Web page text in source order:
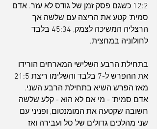
12:2 כשגם פסק זמן של גודס לא עזר. אדם
סמית' קטע את הריצה עם שלשה אך
הרצליה המשיכה לצמק, 45:34 בלבד
לחולוניה במחצית.
בתחילת הרבע השלישי המארחים הורידו
מאז הפרש השיא בתחילת הרבע השני.
אדם סמית' - מי אם לא הוא - קלע שלשה
חשובה שקטעה את המומנטום, ופניני עם
שני מהלכים גדולים של סל ועבירה ואז